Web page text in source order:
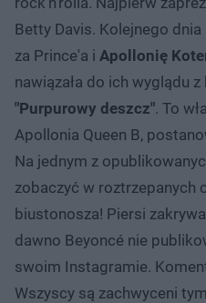
Betty Davis. Kolejnego
za Prince'a i Apollonię
nawiązała do ich wyglądu
"Purpurowy deszcz". To
Apollonia Queen B,
Na jednym z
zobaczyć w roztrzepanych
biustonosza! Piersi
dawno Beyoncé nie
swoim Instagramie.
Wszyscy są zachwyceni